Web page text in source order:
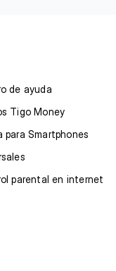
de ayuda
Tigo Money
para Smartphones
parental en internet